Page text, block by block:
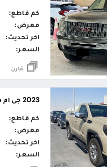
كم قاطع:
معرض:
اخر تحديث:
السعر:
قارن
2023 جي ام سي سييرا اليفيشن
كم قاطع:
معرض:
اخر تحديث:
السعر: